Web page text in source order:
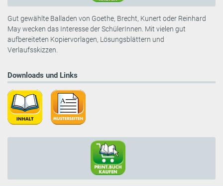
Gut gewählte Balladen von Goethe, Brecht, Kunert oder Reinhard
May wecken das Interesse der SchülerInnen. Mit vielen gut
aufbereiteten Kopiervorlagen, Lösungsblättern und
Verlaufsskizzen.
Downloads und Links